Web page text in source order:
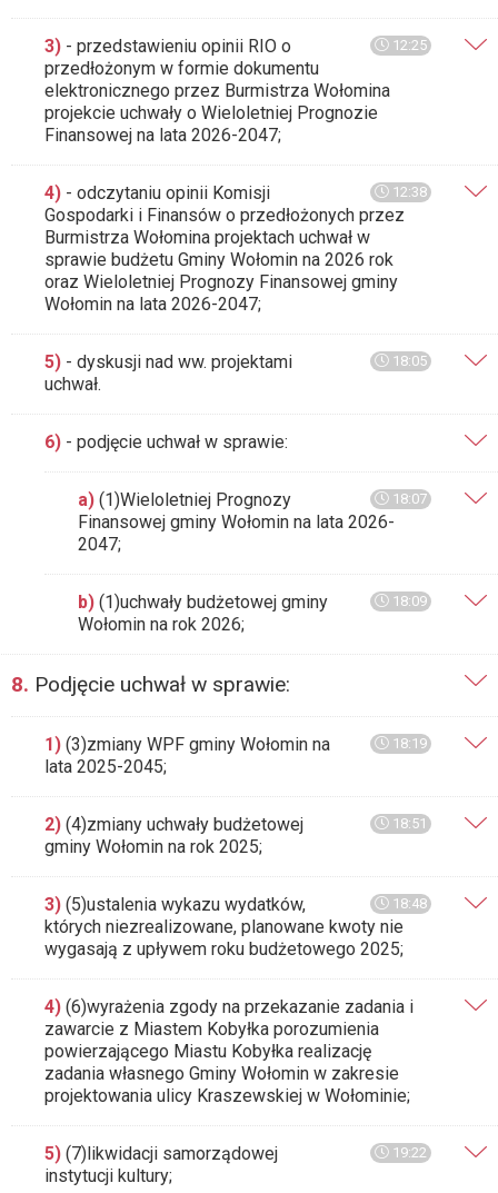
12:25
3) - przedstawieniu opinii RIO o
przedłożonym w formie dokumentu
elektronicznego przez Burmistrza Wołomina
projekcie uchwały o Wieloletniej Prognozie
Finansowej na lata 2026-2047;
12:38
4) - odczytaniu opinii Komisji
Gospodarki i Finansów o przedłożonych przez
Burmistrza Wołomina projektach uchwał w
sprawie budżetu Gminy Wołomin na 2026 rok
oraz Wieloletniej Prognozy Finansowej gminy
Wołomin na lata 2026-2047;
18:05
5) - dyskusji nad ww. projektami
uchwał.
6) - podjęcie uchwał w sprawie:
18:07
a) (1)Wieloletniej Prognozy
Finansowej gminy Wołomin na lata 2026-
2047;
18:09
b) (1)uchwały budżetowej gminy
Wołomin na rok 2026;
8. Podjęcie uchwał w sprawie:
18:19
1) (3)zmiany WPF gminy Wołomin na
lata 2025-2045;
18:51
2) (4)zmiany uchwały budżetowej
gminy Wołomin na rok 2025;
18:48
3) (5)ustalenia wykazu wydatków,
których niezrealizowane, planowane kwoty nie
wygasają z upływem roku budżetowego 2025;
4) (6)wyrażenia zgody na przekazanie zadania i
zawarcie z Miastem Kobyłka porozumienia
powierzającego Miastu Kobyłka realizację
zadania własnego Gminy Wołomin w zakresie
projektowania ulicy Kraszewskiej w Wołominie;
19:22
5) (7)likwidacji samorządowej
instytucji kultury;